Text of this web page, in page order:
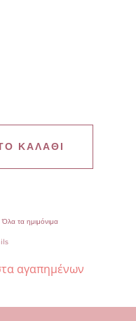
ΚΑΛΆΘΙ
Όλα τα ημιμόνιμα
αγαπημένων